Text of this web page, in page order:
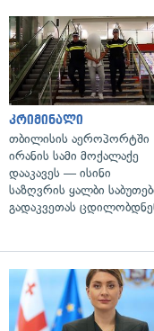
კრიმინალი
თბილისის აეროპორტში
ირანის სამი მოქალაქე
დააკავეს — ისინი
საზღვრის ყალბი
გადაკვეთას